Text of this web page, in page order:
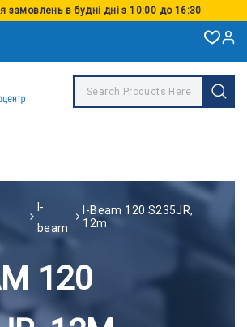
замовлень в будні дні з 10:00 до 16:30
I-
beam
I-Beam 120 S235JR,
12m
120